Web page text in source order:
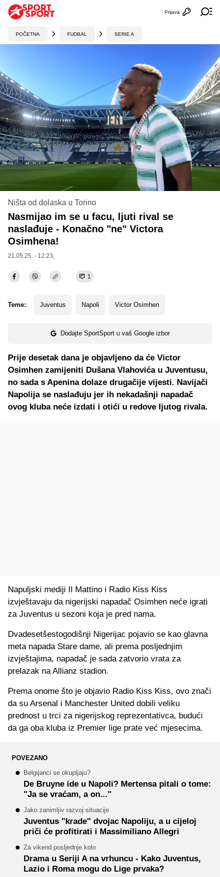
Otvori
Prijava
POČETNA FUDBAL SERIE A
Ništa od dolaska u Torino
Nasmijao im se u facu, ljuti rival se
naslađuje - Konačno "ne" Victora
Osimhena!
21.05.25. - 12:23,
1
Teme: Juventus Napoli Victor Osimhen
Dodajte SportSport u vaš Google izbor
Prije desetak dana je objavljeno da će Victor
Osimhen zamijeniti Dušana Vlahovića u Juventusu,
no sada s Apenina dolaze drugačije vijesti. Navijači
Napolija se naslađuju jer ih nekadašnji napadač
ovog kluba neće izdati i otići u redove ljutog rivala.
Napuljski mediji Il Mattino i Radio Kiss Kiss
izvještavaju da nigerijski napadač Osimhen neće igrati
za Juventus u sezoni koja je pred nama.
Dvadesetšestogodišnji Nigerijac pojavio se kao glavna
meta napada Stare dame, ali prema posljednjim
izvještajima, napadač je sada zatvorio vrata za
prelazak na Allianz stadion.
Prema onome što je objavio Radio Kiss Kiss, ovo znači
da su Arsenal i Manchester United dobili veliku
prednost u trci za nigerijskog reprezentativca, budući
da ga oba kluba iz Premier lige prate već mjesecima.
POVEZANO
Belgijanci se okupljaju?
De Bruyne ide u Napoli? Mertensa pitali o tome:
"Ja se vraćam, a on..."
Jako zanimljiv razvoj situacije
Juventus "krade" dvojac Napoliju, a u cijeloj
priči će profitirati i Massimiliano Allegri
Za vikend posljednje kolo
Drama u Seriji A na vrhuncu - Kako Juventus,
Lazio i Roma mogu do Lige prvaka?